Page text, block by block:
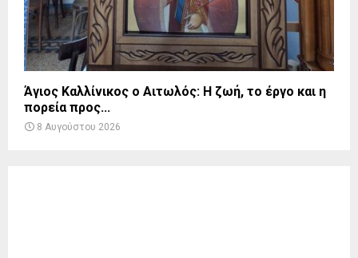
Άγιος Καλλίνικος ο Αιτωλός: Η ζωή, το έργο και η
πορεία προς...
8 Αυγούστου 2026